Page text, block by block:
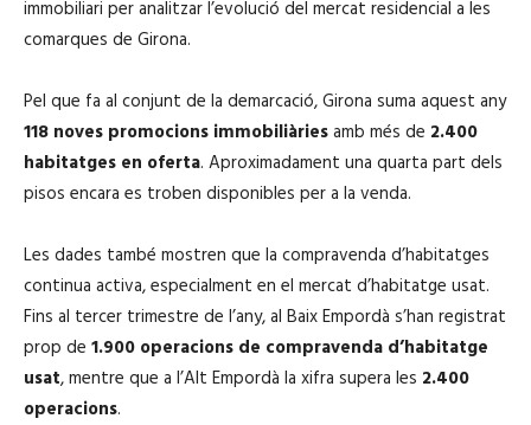
immobiliari per analitzar l’evolució del mercat residencial a les
comarques de Girona.
Pel que fa al conjunt de la demarcació, Girona suma aquest any
118 noves promocions immobiliàriesamb més de 2.400
habitatges en oferta. Aproximadament una quarta part dels
pisos encara es troben disponibles per a la venda.
Les dades també mostren que la compravenda d’habitatges
continua activa, especialment en el mercat d’habitatge usat.
Fins al tercer trimestre de l’any, al Baix Empordà s’han registrat
prop de 1.900 operacions de compravenda d’habitatge
usat, mentre que a l’Alt Empordà la xifra supera les 2.400
operacions.